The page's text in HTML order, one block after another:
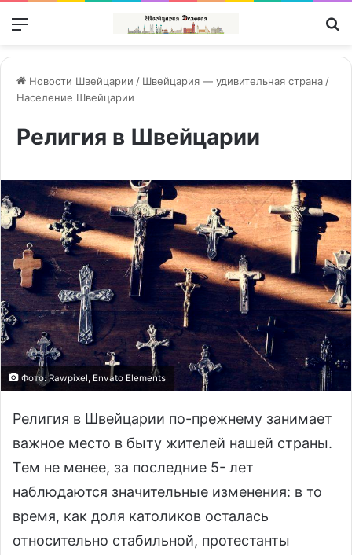
Меню
Новости Швейцарии / Швейцария — удивительная страна /
Население Швейцарии
Религия в Швейцарии
Фото: Rawpixel, Envato Elements
Религия в Швейцарии по-прежнему занимает
важное место в быту жителей нашей страны.
Тем не менее, за последние 5- лет
наблюдаются значительные изменения: в то
время, как доля католиков осталась
относительно стабильной, протестанты